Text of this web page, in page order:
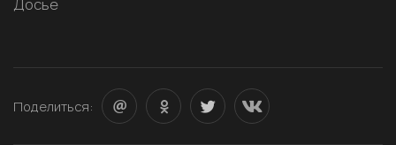
Досье
Поделиться: